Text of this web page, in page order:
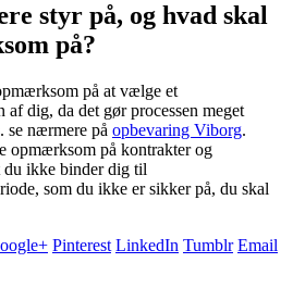
styr på, og hvad skal
på?
på at vælge et
dig, da det gør processen meget
se nærmere på opbevaring Viborg.
opmærksom på kontrakter og
ikke binder dig til
som du ikke er sikker på, du skal
Pinterest LinkedIn Tumblr Email